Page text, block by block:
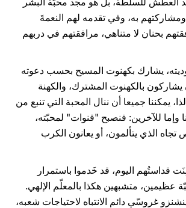
به، وفي تقدمه لهم النعمةَ
بحنان لا متناهي، مرافقتهم في دربهم
يشارك بكهنوت المسيح بحسب دعوته
يشاركون بالكهنوت المشترك، والكهنة
يمكننا جميعا أن ننال المحبة التي تنبع من
وإما للآخرين: فنصبح "قنوات" لمحبّته،
تجاه الذي يتألمون، أو يعانون الكرب
قداستُهم اليوم، قد خَدموا باستمرار
عظيمين، متشبهين هكذا بالمعلّم الإلهي.
غروسّي دائم الانتباه لاحتياجات شعبه،